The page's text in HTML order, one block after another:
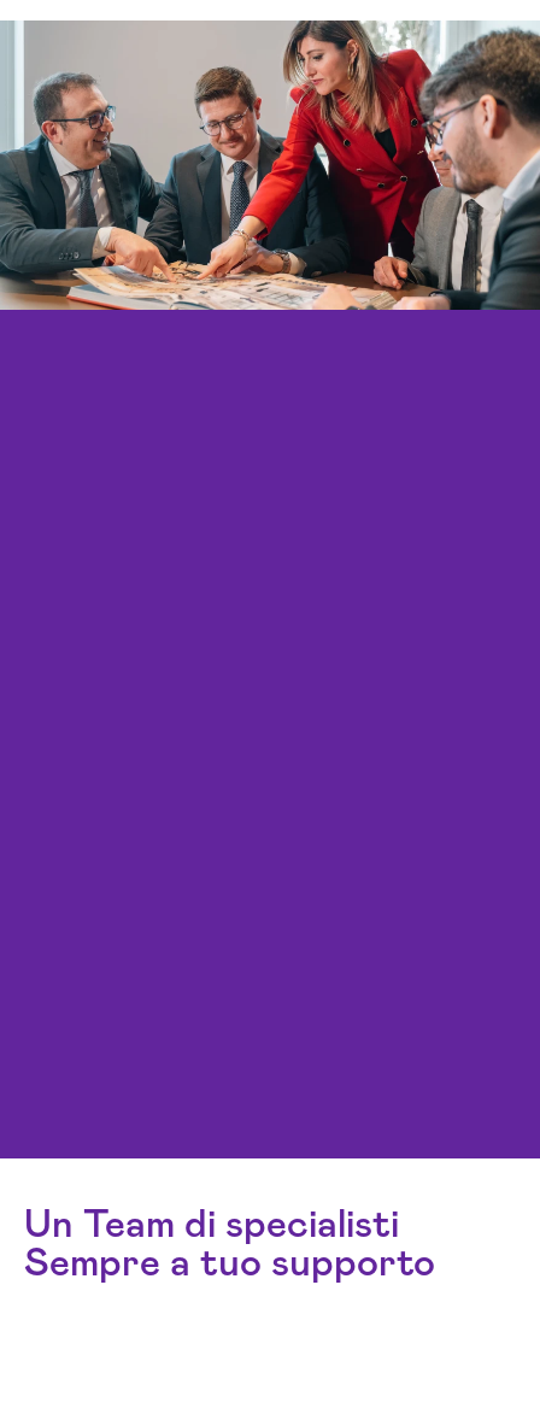
Un Team di specialisti
Sempre a tuo supporto